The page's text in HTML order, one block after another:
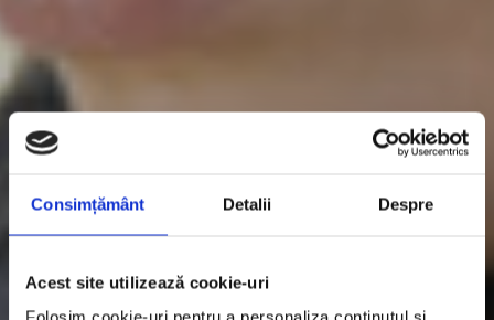
Consimțământ Detalii Despre
Acest site utilizează cookie-uri